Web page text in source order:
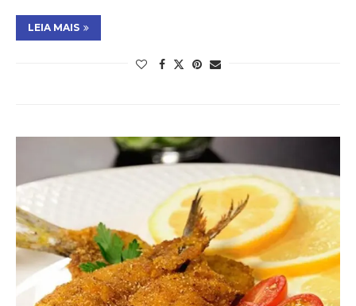
LEIA MAIS